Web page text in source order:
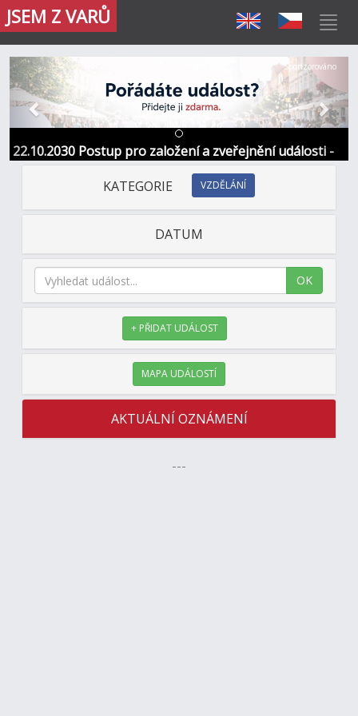
JSEM Z VARŮ
22.10.2030 Postup pro založení a zveřejnění události -
Informace / kontakt
Předchozí Další
Sponzorováno
KATEGORIE VZDĚLÁNÍ
DATUM
OK
+ PŘIDAT UDÁLOST
MAPA UDÁLOSTÍ
AKTUÁLNÍ OZNÁMENÍ
---